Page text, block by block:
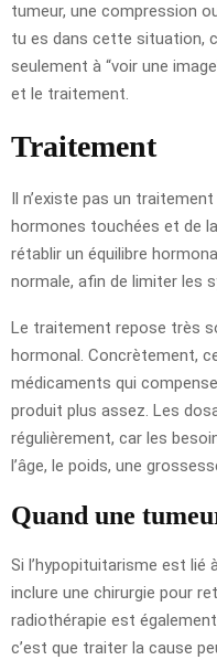
tumeur, une compression
tu es dans cette situation,
seulement à “voir une
et le traitement.
Traitement
Il n’existe pas un
hormones touchées et de
rétablir un équilibre
normale, afin de limiter les
Le traitement repose très
hormonal. Concrètement,
médicaments qui
produit plus assez. Les
régulièrement, car les
l’âge, le poids, une
Quand une
Si l’hypopituitarisme est lié
inclure une chirurgie pour
radiothérapie est
c’est que traiter la cause